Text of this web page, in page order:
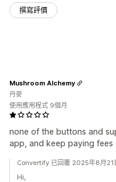
撰寫評價
none of the buttons and
app, and keep paying
Mushroom Alchemy
丹麥
使用應用程式 9個月
Convertify 已回覆 2025年8月21
Hi,